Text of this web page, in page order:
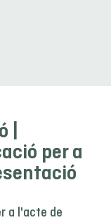
per a
a l'acte de